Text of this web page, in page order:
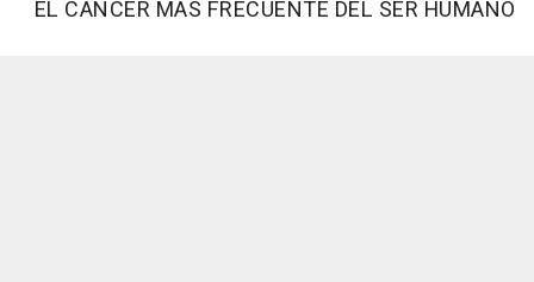
EL CÁNCER MÁS FRECUENTE DEL SER HUMANO